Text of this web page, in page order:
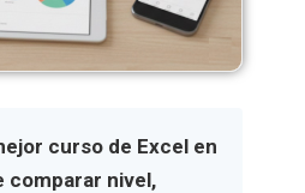
curso de Excel en
comparar nivel,